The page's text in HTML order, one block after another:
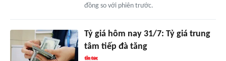
đồng so với phiên trước.
Tỷ giá hôm nay 31/7: Tỷ giá trung
tâm tiếp đà tăng